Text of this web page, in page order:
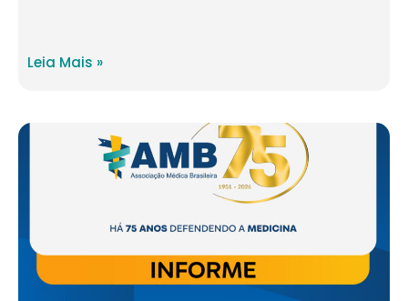
Leia Mais »